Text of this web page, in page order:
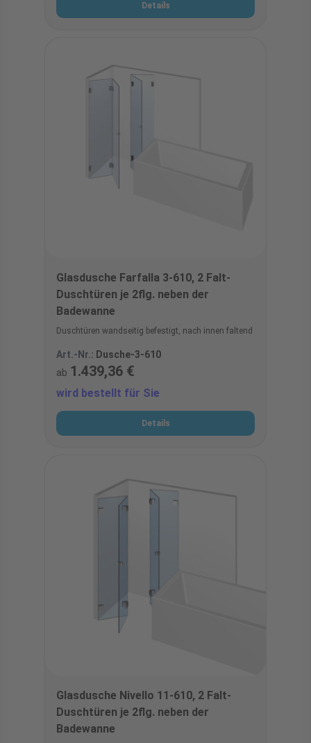
Details
Glasdusche Farfalla 3-610, 2 Falt-
Duschtüren je 2flg. neben der
Badewanne
Duschtüren wandseitig befestigt, nach innen faltend
Art.-Nr.: Dusche-3-610
ab 1.439,36 €
wird bestellt für Sie
Details
Glasdusche Nivello 11-610, 2 Falt-
Duschtüren je 2flg. neben der
Badewanne